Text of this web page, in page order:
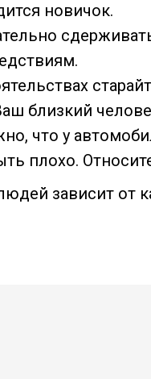
новичок.
близкий
что у
плохо.
зависит от